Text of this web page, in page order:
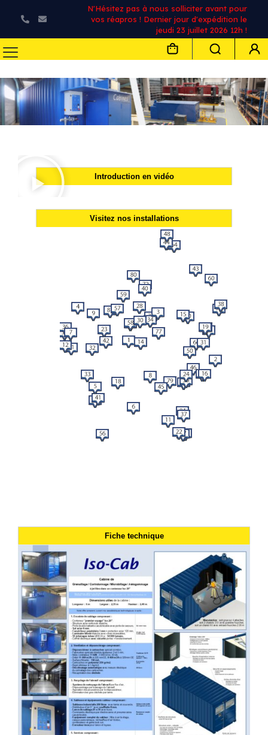
N'Hésitez pas à nous solliciter avant pour
vos réapros ! Dernier jour d'expédition le
jeudi 23 juillet 2026 12h !
Introduction en vidéo
Visitez nos installations
Fiche technique